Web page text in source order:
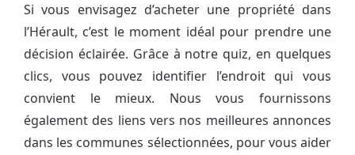
Si vous envisagez d’acheter une propriété dans
l’Hérault, c’est le moment idéal pour prendre une
décision éclairée. Grâce à notre quiz, en quelques
clics, vous pouvez identifier l’endroit qui vous
convient le mieux. Nous vous fournissons
également des liens vers nos meilleures annonces
dans les communes sélectionnées, pour vous aider